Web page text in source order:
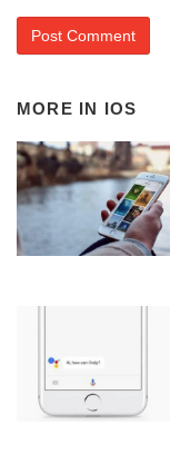
MORE IN IOS